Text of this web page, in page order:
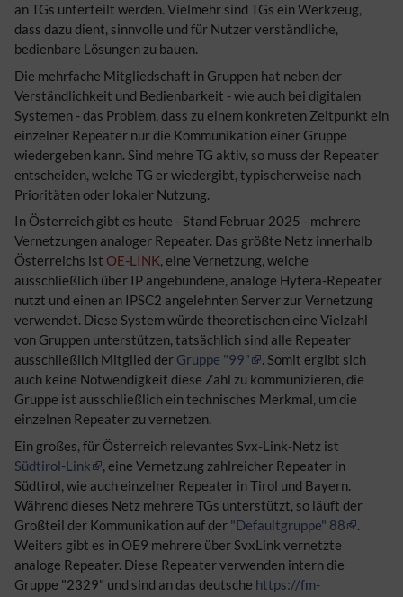
an TGs unterteilt werden. Vielmehr sind TGs ein Werkzeug,
dass dazu dient, sinnvolle und für Nutzer verständliche,
bedienbare Lösungen zu bauen.
Die mehrfache Mitgliedschaft in Gruppen hat neben der
Verständlichkeit und Bedienbarkeit - wie auch bei digitalen
Systemen - das Problem, dass zu einem konkreten Zeitpunkt ein
einzelner Repeater nur die Kommunikation einer Gruppe
wiedergeben kann. Sind mehre TG aktiv, so muss der Repeater
entscheiden, welche TG er wiedergibt, typischerweise nach
Prioritäten oder lokaler Nutzung.
In Österreich gibt es heute - Stand Februar 2025 - mehrere
Vernetzungen analoger Repeater. Das größte Netz innerhalb
Österreichs ist OE-LINK, eine Vernetzung, welche
ausschließlich über IP angebundene, analoge Hytera-Repeater
nutzt und einen an IPSC2 angelehnten Server zur Vernetzung
verwendet. Diese System würde theoretischen eine Vielzahl
von Gruppen unterstützen, tatsächlich sind alle Repeater
ausschließlich Mitglied der Gruppe "99"
. Somit ergibt sich
auch keine Notwendigkeit diese Zahl zu kommunizieren, die
Gruppe ist ausschließlich ein technisches Merkmal, um die
einzelnen Repeater zu vernetzen.
Ein großes, für Österreich relevantes Svx-Link-Netz ist
Südtirol-Link
, eine Vernetzung zahlreicher Repeater in
Südtirol, wie auch einzelner Repeater in Tirol und Bayern.
Während dieses Netz mehrere TGs unterstützt, so läuft der
Großteil der Kommunikation auf der "Defaultgruppe" 88
.
Weiters gibt es in OE9 mehrere über SvxLink vernetzte
analoge Repeater. Diese Repeater verwenden intern die
Gruppe "2329" und sind an das deutsche https://fm-